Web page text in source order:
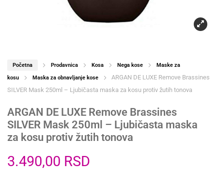
Početna Prodavnica Kosa Nega kose
Maske za
kosu
Maska za obnavljanje kose
ARGAN DE LUXE Remove Brassines
SILVER Mask 250ml – Ljubičasta maska za kosu protiv žutih tonova
ARGAN DE LUXE Remove Brassines
SILVER Mask 250ml – Ljubičasta maska
za kosu protiv žutih tonova
3.490,00 RSD